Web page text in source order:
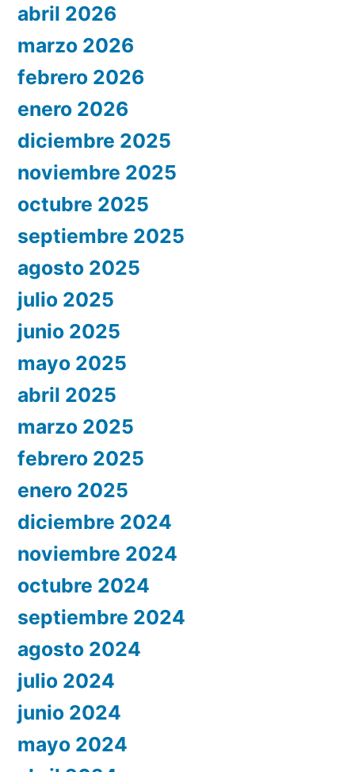
abril 2026
marzo 2026
febrero 2026
enero 2026
diciembre 2025
noviembre 2025
octubre 2025
septiembre 2025
agosto 2025
julio 2025
junio 2025
mayo 2025
abril 2025
marzo 2025
febrero 2025
enero 2025
diciembre 2024
noviembre 2024
octubre 2024
septiembre 2024
agosto 2024
julio 2024
junio 2024
mayo 2024